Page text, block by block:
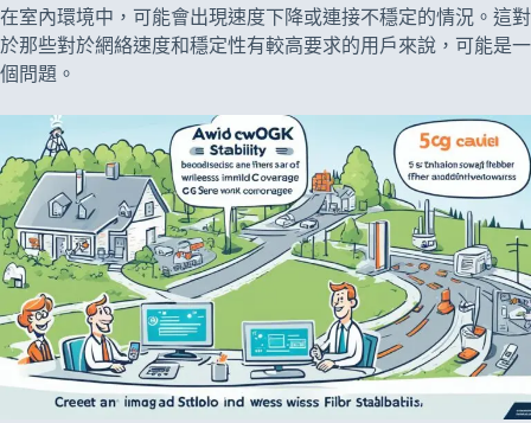
在室內環境中，可能會出現速度下降或連接不穩定的情況。這對
於那些對於網絡速度和穩定性有較高要求的用戶來說，可能是一
個問題。